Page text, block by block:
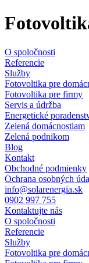
O spoločnosti
Referencie
Služby
Fotovoltika pre
Fotovoltika pre firmy
Servis a údržba
Energetické
Zelená domácnostiam
Zelená podnikom
Blog
Kontakt
Obchodné podmienky
Ochrana osobných
info@solarenergia.sk
0902 997 755
Kontaktujte nás
O spoločnosti
Referencie
Služby
Fotovoltika pre